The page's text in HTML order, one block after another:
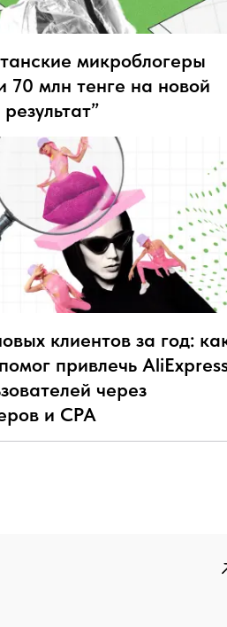
микроблогеры
70 млн тенге на новой
клиентов за год:
привлечь
через
и CPA